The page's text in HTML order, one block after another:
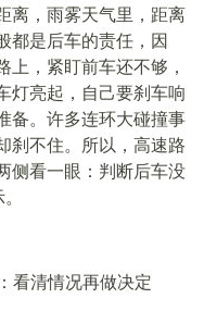
，雨雾天气里，距离
都是后车的责任，因
，紧盯前车还不够，
灯亮起，自己要刹车响
备。许多连环大碰撞事
刹不住。所以，高速路
侧看一眼：判断后车没
看清情况再做决定